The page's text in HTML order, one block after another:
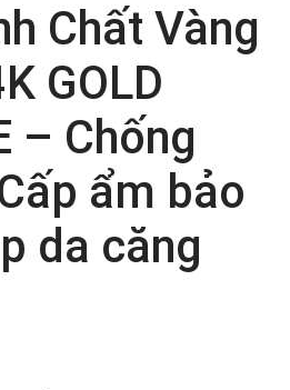
Chất Vàng
GOLD
– Chống
ẩm bảo
da căng